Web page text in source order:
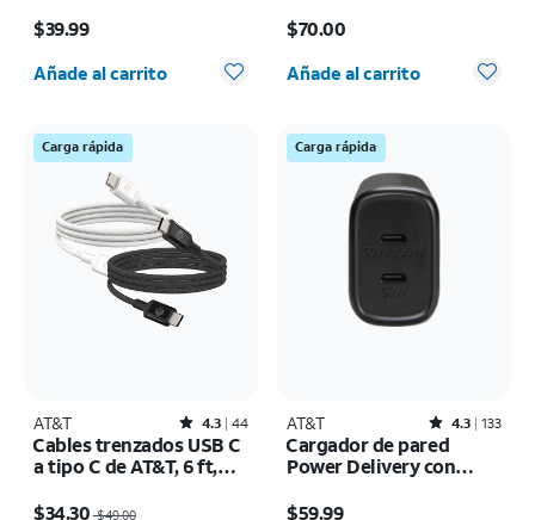
$39.99
Cantidad seleccionada: 0
Añade al carrito
$70.00
Cantidad seleccionada: 0
Añade al carrito
Carga rápida
AT&T Rated4.3out of 5 stars with44reviews
4.3 44
Cables trenzados USB C
a tipo C de AT&T, 6 ft,
$34.30$49.00
Carga rápida
AT&T Rated4.3out of 5 stars with133reviews
4.3 133
Cargador de pared
Power Delivery con
$59.99